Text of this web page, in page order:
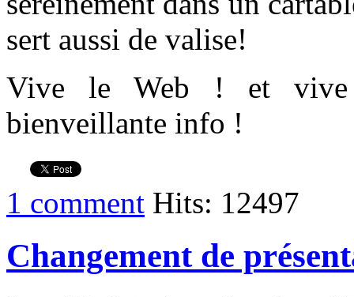
sert aussi de valise!
Vive le Web ! et vive
bienveillante info !
1 comment Hits: 12497
Changement de